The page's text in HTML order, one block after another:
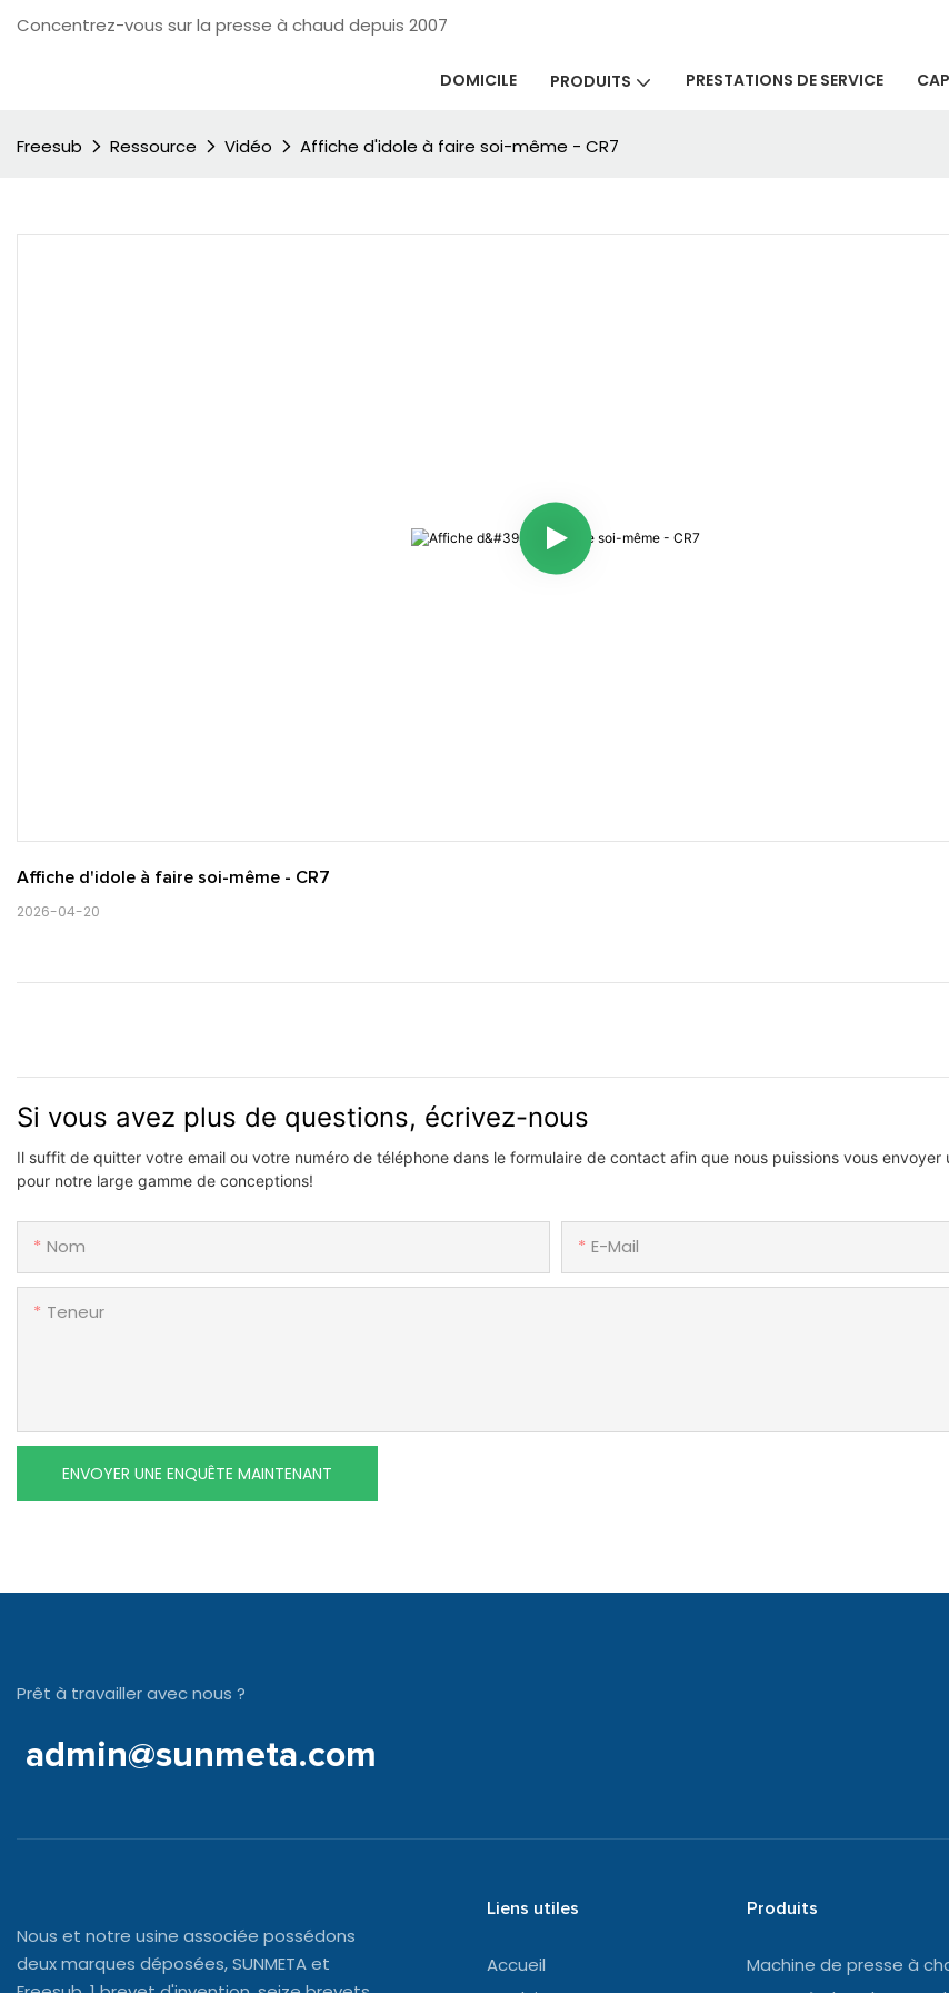
Concentrez-vous sur la presse à chaud depuis 2007
DOMICILE PRODUITS PRESTATIONS DE SERVICE
Freesub Ressource Vidéo Affiche d'idole à faire soi-même - CR7
Affiche d'idole à faire soi-même - CR7
2026-04-20
Si vous avez plus de questions, écrivez-nous
Il suffit de quitter votre email ou votre numéro de téléphone dans le formulaire de contact afin que nous puissions vous envoyer
pour notre large gamme de conceptions!
Nom E-Mail
Teneur
ENVOYER UNE ENQUÊTE MAINTENANT
Prêt à travailler avec nous ?
admin@sunmeta.com
Nous et notre usine associée possédons
deux marques déposées, SUNMETA et
Liens utiles
Accueil
Produits
Machine de presse à